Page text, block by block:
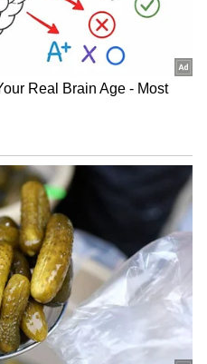
ಪಾತ್ರದಲ್ಲಿ
ಪ್ರಿಯಾ ಪಾತ್ರದಲ್ಲಿ
ಧಾರಾವಾಹಿಯಿಂದ ಬ್ರೇಕ್
ರಾಯರ ದರ್ಶನ ಪಡೆದು
ಒಟ್ಟಾಗಿ ನೋಡಿ